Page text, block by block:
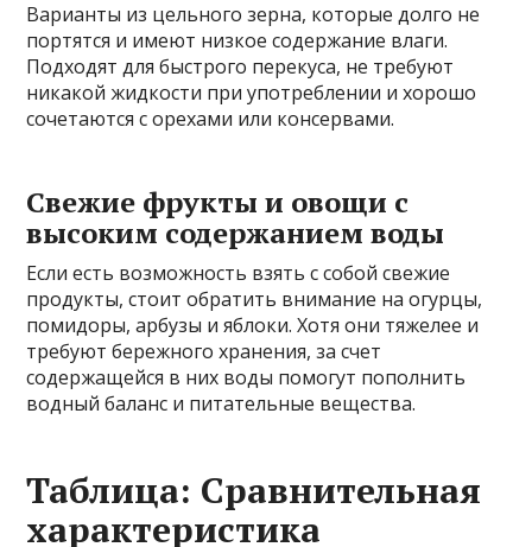
Варианты из цельного зерна, которые долго не
портятся и имеют низкое содержание влаги.
Подходят для быстрого перекуса, не требуют
никакой жидкости при употреблении и хорошо
сочетаются с орехами или консервами.
Свежие фрукты и овощи с
высоким содержанием воды
Если есть возможность взять с собой свежие
продукты, стоит обратить внимание на огурцы,
помидоры, арбузы и яблоки. Хотя они тяжелее и
требуют бережного хранения, за счет
содержащейся в них воды помогут пополнить
водный баланс и питательные вещества.
Таблица: Сравнительная
характеристика